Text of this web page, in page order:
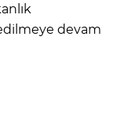
devam